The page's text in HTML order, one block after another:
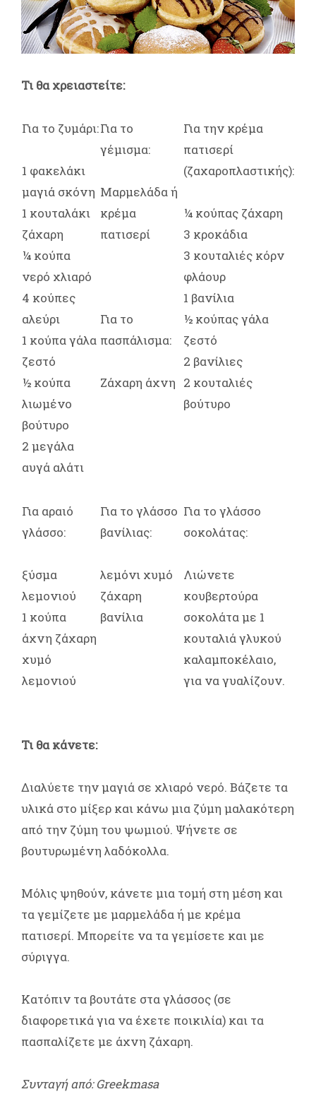
Τι θα χρειαστείτε:
Για το ζυμάρι:
1 φακελάκι
μαγιά σκόνη
1 κουταλάκι
ζάχαρη
¼ κούπα
νερό χλιαρό
4 κούπες
αλεύρι
1 κούπα γάλα
ζεστό
½ κούπα
λιωμένο
βούτυρο
2 μεγάλα
αυγά αλάτι
Για το
γέμισμα:
Μαρμελάδα ή
κρέμα
πατισερί
Για το
πασπάλισμα:
Ζάχαρη άχνη
Για την κρέμα
πατισερί
(ζαχαροπλαστικής):
¼ κούπας ζάχαρη
3 κροκάδια
3 κουταλιές κόρν
φλάουρ
1 βανίλια
½ κούπας γάλα
ζεστό
2 βανίλιες
2 κουταλιές
βούτυρο
Για αραιό
γλάσσο:
ξύσμα
λεμονιού
1 κούπα
άχνη ζάχαρη
χυμό
λεμονιού
Για το γλάσσο
βανίλιας:
λεμόνι χυμό
ζάχαρη
βανίλια
Για το γλάσσο
σοκολάτας:
Λιώνετε
κουβερτούρα
σοκολάτα με 1
κουταλιά γλυκού
καλαμποκέλαιο,
για να γυαλίζουν.
Τι θα κάνετε:
Διαλύετε την μαγιά σε χλιαρό νερό. Βάζετε τα
υλικά στο μίξερ και κάνω μια ζύμη μαλακότερη
από την ζύμη του ψωμιού. Ψήνετε σε
βουτυρωμένη λαδόκολλα.
Μόλις ψηθούν, κάνετε μια τομή στη μέση και
τα γεμίζετε με μαρμελάδα ή με κρέμα
πατισερί. Μπορείτε να τα γεμίσετε και με
σύριγγα.
Κατόπιν τα βουτάτε στα γλάσσος (σε
διαφορετικά για να έχετε ποικιλία) και τα
πασπαλίζετε με άχνη ζάχαρη.
Συνταγή από: Greekmasa